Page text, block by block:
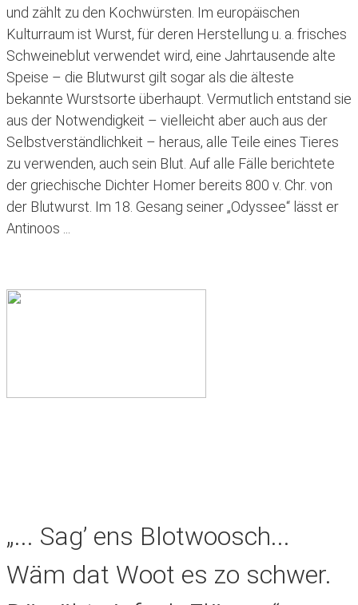
und zählt zu den Kochwürsten. Im europäischen
Kulturraum ist Wurst, für deren Herstellung u. a. frisches
Schweineblut verwendet wird, eine Jahrtausende alte
Speise – die Blutwurst gilt sogar als die älteste
bekannte Wurstsorte überhaupt. Vermutlich entstand sie
aus der Notwendigkeit – vielleicht aber auch aus der
Selbstverständlichkeit – heraus, alle Teile eines Tieres
zu verwenden, auch sein Blut. Auf alle Fälle berichtete
der griechische Dichter Homer bereits 800 v. Chr. von
der Blutwurst. Im 18. Gesang seiner „Odyssee“ lässt er
Antinoos ...
„... Sag’ ens Blotwoosch...
Wäm dat Woot es zo schwer.